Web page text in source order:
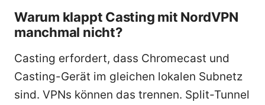
Warum klappt Casting mit NordVPN
manchmal nicht?
Casting erfordert, dass Chromecast und
Casting-Gerät im gleichen lokalen Subnetz
sind. VPNs können das trennen. Split-Tunnel